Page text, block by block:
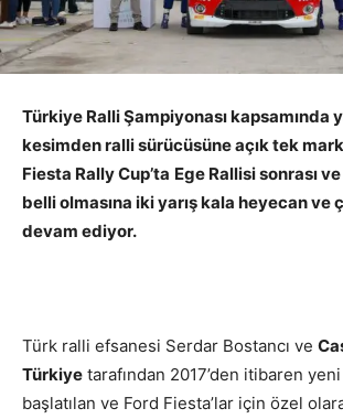
Türkiye Ralli Şampiyonası kapsamında
kesimden ralli sürücüsüne açık tek
Fiesta Rally Cup’ta Ege Rallisi sonrası
belli olmasına iki yarış kala heyecan ve
devam ediyor.
Türk ralli efsanesi Serdar Bostancı ve
Türkiye tarafından 2017’den itibaren
başlatılan ve Ford Fiesta’lar için özel